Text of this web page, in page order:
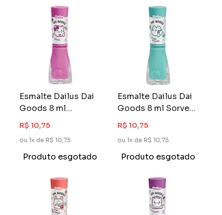
Esmalte Dailus Dai
Goods 8 ml
Bailarina
R$ 10,75
ou 1x de R$ 10,75
Produto esgotado
Esmalte Dailus Dai
Goods 8 ml Sorvete
de Menta
R$ 10,75
ou 1x de R$ 10,75
Produto esgotado